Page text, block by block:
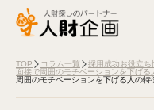
TOP コラム一覧
採用成功お役立ち
面接で周囲のモチベーションを下げる
周囲のモチベーションを下げる人の特